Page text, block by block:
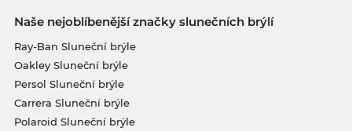
Naše nejoblíbenější značky slunečních brýlí
Ray-Ban Sluneční brýle
Oakley Sluneční brýle
Persol Sluneční brýle
Carrera Sluneční brýle
Polaroid Sluneční brýle